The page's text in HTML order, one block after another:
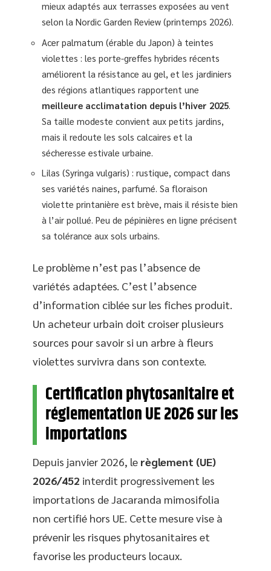
mieux adaptés aux terrasses exposées au vent
selon la Nordic Garden Review (printemps 2026).
Acer palmatum (érable du Japon) à teintes
violettes : les porte-greffes hybrides récents
améliorent la résistance au gel, et les jardiniers
des régions atlantiques rapportent une
meilleure acclimatation depuis l’hiver 2025
Sa taille modeste convient aux petits jardins,
mais il redoute les sols calcaires et la
sécheresse estivale urbaine.
Lilas (Syringa vulgaris) : rustique, compact dans
ses variétés naines, parfumé. Sa floraison
violette printanière est brève, mais il résiste bien
à l’air pollué. Peu de pépinières en ligne précisent
sa tolérance aux sols urbains.
Le problème n’est pas l’absence de
variétés adaptées. C’est l’absence
d’information ciblée sur les fiches produit.
Un acheteur urbain doit croiser plusieurs
sources pour savoir si un arbre à fleurs
violettes survivra dans son contexte.
Certification phytosanitaire et
réglementation UE 2026 sur les
importations
Depuis janvier 2026, le règlement (UE)
2026/452 interdit progressivement les
importations de Jacaranda mimosifolia
non certifié hors UE. Cette mesure vise à
prévenir les risques phytosanitaires et
favorise les producteurs locaux.